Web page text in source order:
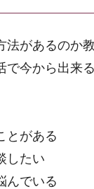
法があるのか
で今から出来
とがある
したい
んでいる